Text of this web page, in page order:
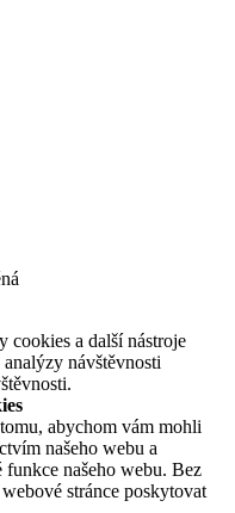
cookies a další nástroje
návštěvnosti
abychom vám mohli
našeho webu a
našeho webu. Bez
stránce poskytovat